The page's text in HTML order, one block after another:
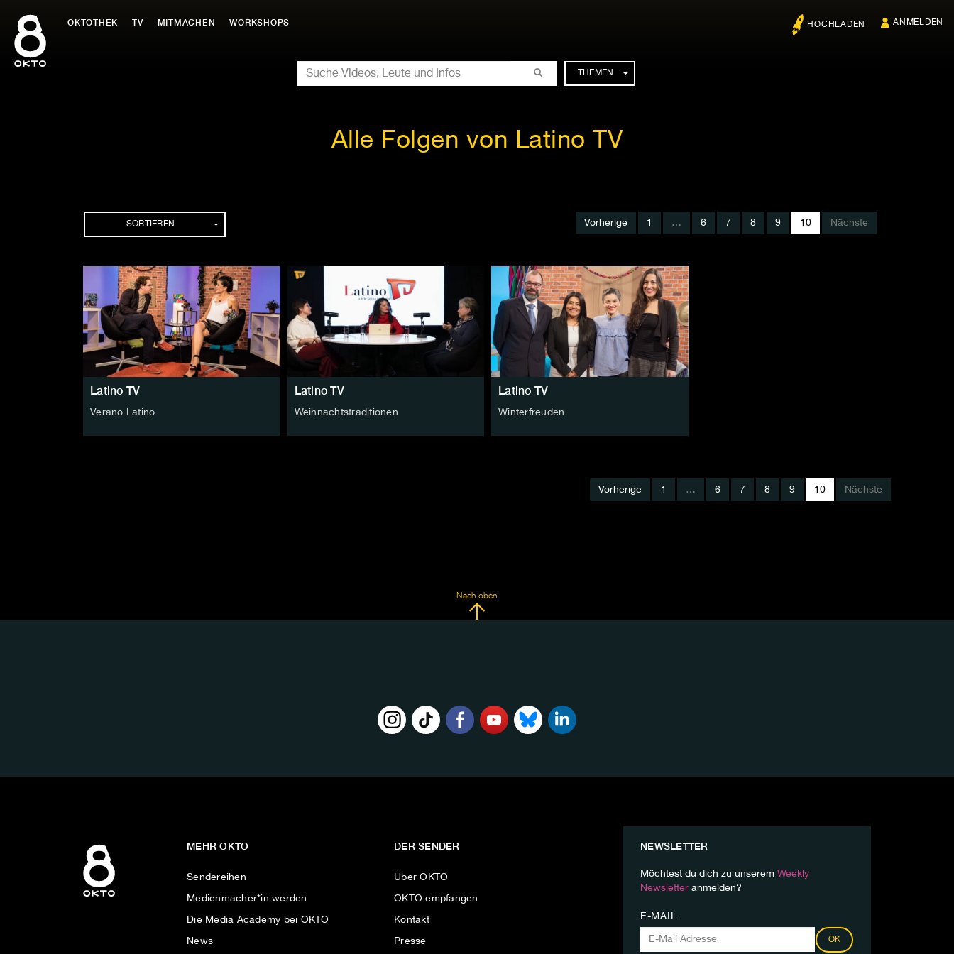
Inhalt
springen
OKTOTHEK TV MITMACHEN WORKSHOPS HOCHLADEN ANMELDEN
SUCHE
THEMEN
Alle Folgen von Latino TV
Folgen
SORTIEREN Vorherige 1 … 6 7 8 9 10 Nächste
Latino TV
Verano Latino
Latino TV
Weihnachtstraditionen
Latino TV
Winterfreuden
Vorherige 1 … 6 7 8 9 10 Nächste
Nach oben
MEHR OKTO
Sendereihen
Medienmacher*in werden
Die Media Academy bei OKTO
News
DER SENDER
Über OKTO
OKTO empfangen
Kontakt
Presse
NEWSLETTER
Möchtest du dich zu unserem Weekly
Newsletter anmelden?
E-MAIL
OK